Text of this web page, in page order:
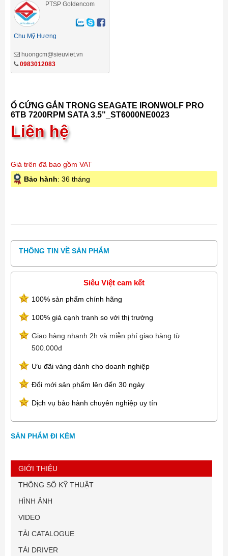
PTSP Goldencom
Chu Mỹ Hương
huongcm@sieuviet.vn
0983012083
Ổ CỨNG GẮN TRONG SEAGATE IRONWOLF PRO
6TB 7200RPM SATA 3.5"_ST6000NE0023
Liên hệ
Giá trên đã bao gồm VAT
Bảo hành: 36 tháng
THÔNG TIN VỀ SẢN PHẨM
Siêu Việt cam kết
100% sản phẩm chính hãng
100% giá cạnh tranh so với thị trường
Giao hàng nhanh 2h và miễn phí giao hàng từ
500.000đ
Ưu đãi vàng dành cho doanh nghiệp
Đổi mới sản phẩm lên đến 30 ngày
Dịch vụ bảo hành chuyên nghiệp uy tín
SẢN PHẨM ĐI KÈM
GIỚI THIỆU
THÔNG SỐ KỸ THUẬT
HÌNH ẢNH
VIDEO
TẢI CATALOGUE
TẢI DRIVER